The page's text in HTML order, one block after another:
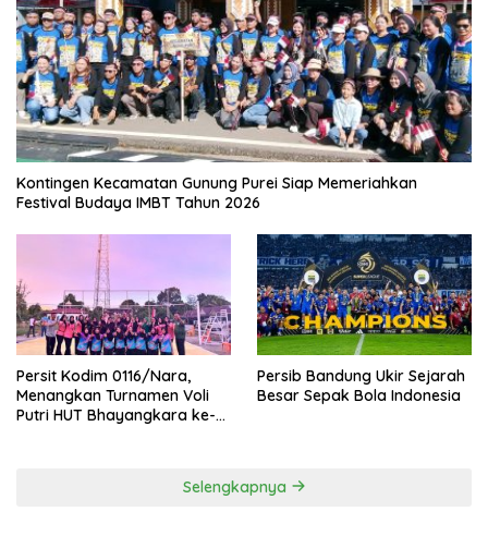
Kontingen Kecamatan Gunung Purei Siap Memeriahkan
Festival Budaya IMBT Tahun 2026
Persit Kodim 0116/Nara,
Menangkan Turnamen Voli
Putri HUT Bhayangkara ke-
Persib Bandung Ukir Sejarah
Besar Sepak Bola Indonesia
Selengkapnya